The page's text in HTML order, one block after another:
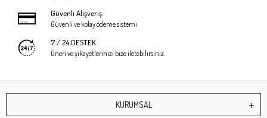
Güvenli Alışveriş
Güvenli ve kolay ödeme sistemi
7 / 24 DESTEK
Öneri ve şikayetlerinizi bize iletebilirsiniz.
KURUMSAL